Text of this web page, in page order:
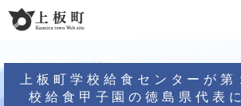
上板町学校給食センターが第
校給食甲子園の徳島県代表